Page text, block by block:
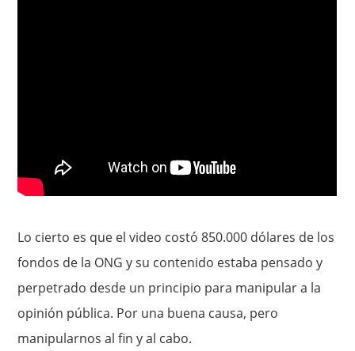
Lo cierto es que el video costó 850.000 dólares de los
fondos de la ONG y su contenido estaba pensado y
perpetrado desde un principio para manipular a la
opinión pública. Por una buena causa, pero
manipularnos al fin y al cabo.